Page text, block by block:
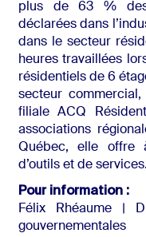
plus de 63 % des
déclarées dans
dans le secteur
heures travaillées
résidentiels de 6
secteur
filiale ACQ
associations
Québec, elle offre
d’outils et de services.
Pour information :
Félix Rhéaume |
gouvernementales